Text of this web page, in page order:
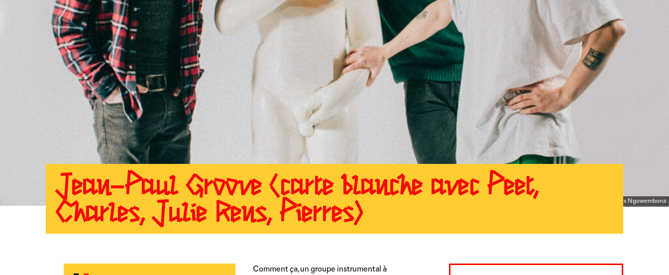
© Joris Ngowembona
Jean-Paul Groove (carte blanche avec Peet,
Charles, Julie Rens, Pierres)
Comment ça, un groupe instrumental à